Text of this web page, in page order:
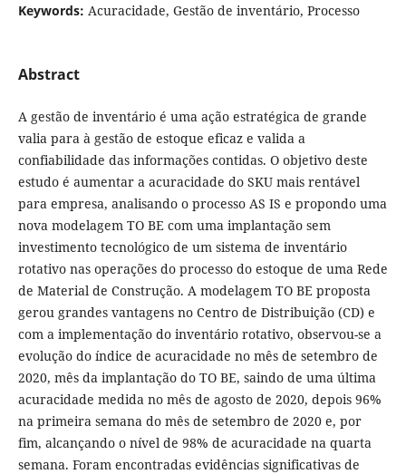
Keywords: Acuracidade, Gestão de inventário, Processo
Abstract
A gestão de inventário é uma ação estratégica de grande
valia para à gestão de estoque eficaz e valida a
confiabilidade das informações contidas. O objetivo deste
estudo é aumentar a acuracidade do SKU mais rentável
para empresa, analisando o processo AS IS e propondo uma
nova modelagem TO BE com uma implantação sem
investimento tecnológico de um sistema de inventário
rotativo nas operações do processo do estoque de uma Rede
de Material de Construção. A modelagem TO BE proposta
gerou grandes vantagens no Centro de Distribuição (CD) e
com a implementação do inventário rotativo, observou-se a
evolução do índice de acuracidade no mês de setembro de
2020, mês da implantação do TO BE, saindo de uma última
acuracidade medida no mês de agosto de 2020, depois 96%
na primeira semana do mês de setembro de 2020 e, por
fim, alcançando o nível de 98% de acuracidade na quarta
semana. Foram encontradas evidências significativas de